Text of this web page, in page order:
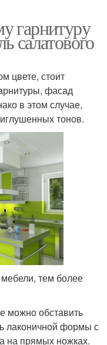
гарнитуру
салатового
цвете, стоит
фасад
в этом случае,
тонов.
тем более
можно обставить
лаконичной формы с
на прямых ножках.